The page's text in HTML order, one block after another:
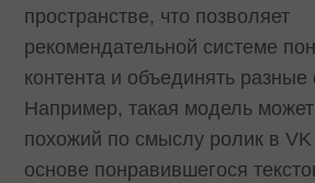
пространстве, что позволяет
рекомендательной системе
контента и объединять
Например, такая модель
похожий по смыслу ролик в
основе понравившегося